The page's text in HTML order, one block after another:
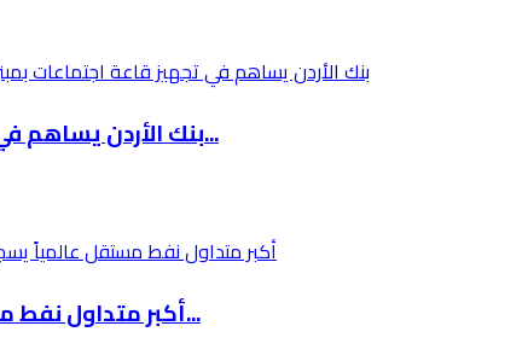
بنك الأردن يساهم في تجهيز قاعة اجتماعات بمبنى...
أكبر متداول نفط مستقل عالمياً يسجل تراجعاً حا...